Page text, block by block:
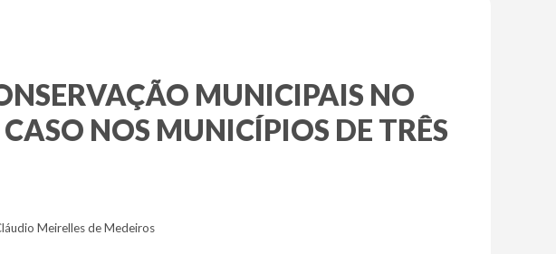
MUNICIPAIS NO
NOS MUNICÍPIOS DE TRÊS
Meirelles de Medeiros